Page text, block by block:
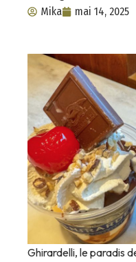
Mika mai 14, 2025
Ghirardelli, le paradis